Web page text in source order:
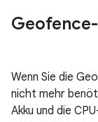
Wenn Sie die
nicht mehr
Akku und die